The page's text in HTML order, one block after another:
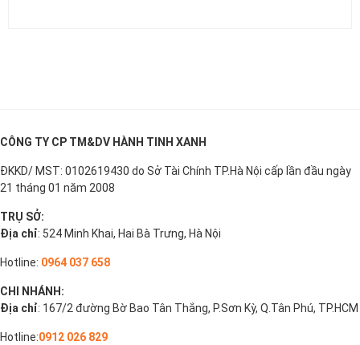
CÔNG TY CP TM&DV HÀNH TINH XANH
ĐKKD/ MST: 0102619430 do Sở Tài Chính TP.Hà Nội cấp lần đầu ngày
21 tháng 01 năm 2008
TRỤ SỞ:
Địa chỉ: 524 Minh Khai, Hai Bà Trưng, Hà Nội
Hotline: 0964 037 658
CHI NHÁNH:
Địa chỉ: 167/2 đường Bờ Bao Tân Thắng, P.Sơn Kỳ, Q.Tân Phú, TP.HCM
Hotline:0912 026 829